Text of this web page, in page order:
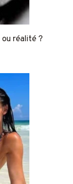
ou réalité ?